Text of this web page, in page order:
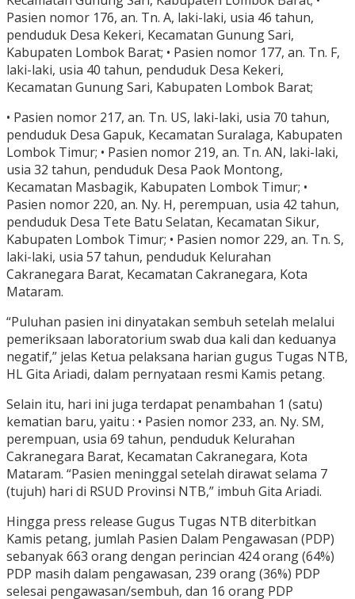
Pasien nomor 176, an. Tn. A, laki-laki, usia 46 tahun,
penduduk Desa Kekeri, Kecamatan Gunung Sari,
Kabupaten Lombok Barat; • Pasien nomor 177, an. Tn. F,
laki-laki, usia 40 tahun, penduduk Desa Kekeri,
Kecamatan Gunung Sari, Kabupaten Lombok Barat;
• Pasien nomor 217, an. Tn. US, laki-laki, usia 70 tahun,
penduduk Desa Gapuk, Kecamatan Suralaga, Kabupaten
Lombok Timur; • Pasien nomor 219, an. Tn. AN, laki-laki,
usia 32 tahun, penduduk Desa Paok Montong,
Kecamatan Masbagik, Kabupaten Lombok Timur; •
Pasien nomor 220, an. Ny. H, perempuan, usia 42 tahun,
penduduk Desa Tete Batu Selatan, Kecamatan Sikur,
Kabupaten Lombok Timur; • Pasien nomor 229, an. Tn. S,
laki-laki, usia 57 tahun, penduduk Kelurahan
Cakranegara Barat, Kecamatan Cakranegara, Kota
Mataram.
“Puluhan pasien ini dinyatakan sembuh setelah melalui
pemeriksaan laboratorium swab dua kali dan keduanya
negatif,” jelas Ketua pelaksana harian gugus Tugas NTB,
HL Gita Ariadi, dalam pernyataan resmi Kamis petang.
Selain itu, hari ini juga terdapat penambahan 1 (satu)
kematian baru, yaitu : • Pasien nomor 233, an. Ny. SM,
perempuan, usia 69 tahun, penduduk Kelurahan
Cakranegara Barat, Kecamatan Cakranegara, Kota
Mataram. “Pasien meninggal setelah dirawat selama 7
(tujuh) hari di RSUD Provinsi NTB,” imbuh Gita Ariadi.
Hingga press release Gugus Tugas NTB diterbitkan
Kamis petang, jumlah Pasien Dalam Pengawasan (PDP)
sebanyak 663 orang dengan perincian 424 orang (64%)
PDP masih dalam pengawasan, 239 orang (36%) PDP
selesai pengawasan/sembuh, dan 16 orang PDP